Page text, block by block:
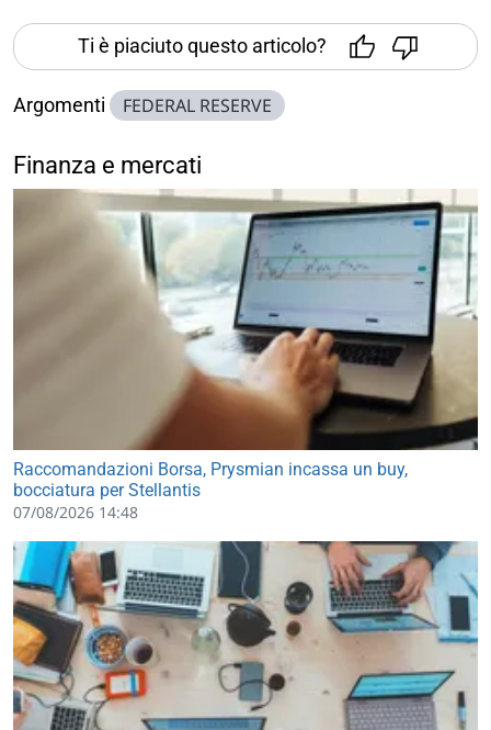
Ti è piaciuto questo articolo?
Argomenti FEDERAL RESERVE
Finanza e mercati
Raccomandazioni Borsa, Prysmian incassa un buy,
bocciatura per Stellantis
07/08/2026 14:48